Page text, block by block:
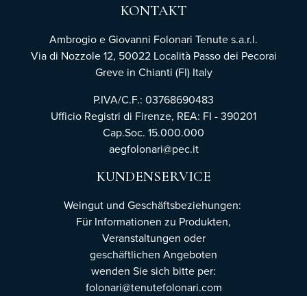
KONTAKT
Ambrogio e Giovanni Folonari Tenute s.a.r.l.
Via di Nozzole 12, 50022 Località Passo dei Pecorai
Greve in Chianti (FI) Italy
P.IVA/C.F.: 03768690483
Ufficio Registri di Firenze, REA: FI - 390201
Cap.Soc. 15.000.000
aegfolonari@pec.it
KUNDENSERVICE
Weingut und Geschäftsbeziehungen:
Für Informationen zu Produkten,
Veranstaltungen oder
geschäftlichen Angeboten
wenden Sie sich bitte per:
folonari@tenutefolonari.com